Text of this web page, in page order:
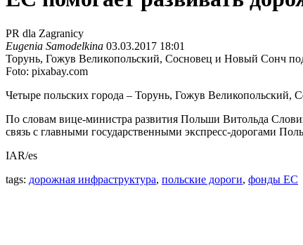
PR dla Zagranicy
Eugenia Samodelkina 03.03.2017 18:01
Торунь, Гожув Великопольский, Сосновец и Новый Сонч
Foto: pixabay.com
Четыре польских города – Торунь, Гожув
По словам вице-министра развития Польши Витольда
связь с главными государственными экспресс-дорогами
IAR/es
tags: дорожная инфраструктура, польские дороги, фонды ЕС